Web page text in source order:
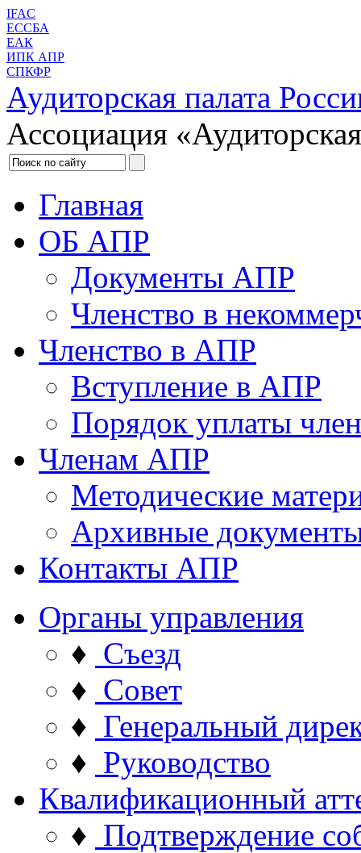
IFAC
ЕССБА
ЕАК
ИПК АПР
СПКФР
Аудиторская палата
Ассоциация
Главная
ОБ АПР
Документы АПР
Членство в
Членство в АПР
Вступление в АПР
Порядок уплаты
Членам АПР
Методические
Архивные
Контакты АПР
Органы управления
♦ Съезд
♦ Совет
♦ Генеральный
♦ Руководство
Квалификационный
♦ Подтверждение